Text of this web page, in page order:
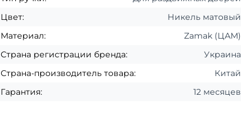
Цвет:
Никель матовый
Материал:
Zamak (ЦАМ)
Страна регистрации бренда:
Украина
Страна-производитель товара:
Китай
Гарантия:
12 месяцев